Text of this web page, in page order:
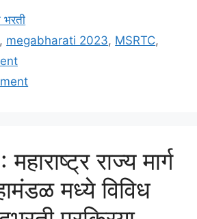
भरती
, megabharati 2023, MSRTC,
राज्य मार्ग
मध्ये विविध